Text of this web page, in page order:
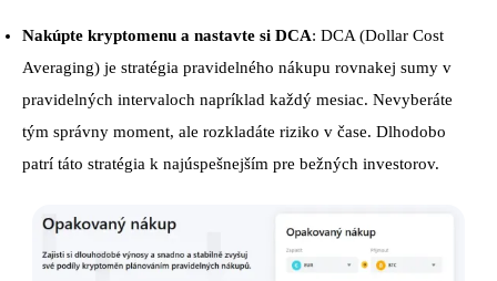
Nakúpte kryptomenu a nastavte si DCA: DCA (Dollar Cost
Averaging) je stratégia pravidelného nákupu rovnakej sumy v
pravidelných intervaloch napríklad každý mesiac. Nevyberáte
tým správny moment, ale rozkladáte riziko v čase. Dlhodobo
patrí táto stratégia k najúspešnejším pre bežných investorov.